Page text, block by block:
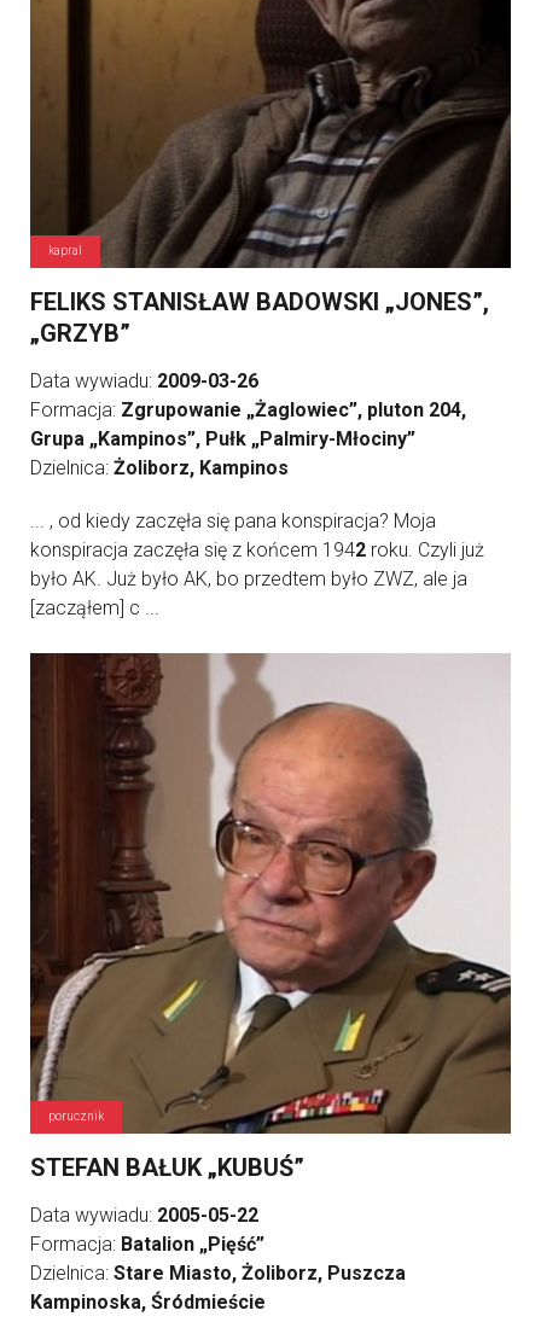
kapral
FELIKS STANISŁAW BADOWSKI „JONES”,
„GRZYB”
Data wywiadu: 2009-03-26
Formacja: Zgrupowanie „Żaglowiec”, pluton 204,
Grupa „Kampinos”, Pułk „Palmiry-Młociny”
Dzielnica: Żoliborz, Kampinos
... , od kiedy zaczęła się pana konspiracja? Moja
konspiracja zaczęła się z końcem 1942 roku. Czyli już
było AK. Już było AK, bo przedtem było ZWZ, ale ja
[zacząłem] c ...
porucznik
STEFAN BAŁUK „KUBUŚ”
Data wywiadu: 2005-05-22
Formacja: Batalion „Pięść”
Dzielnica: Stare Miasto, Żoliborz, Puszcza
Kampinoska, Śródmieście